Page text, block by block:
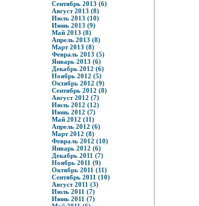
Сентябрь 2013 (6)
Август 2013 (8)
Июль 2013 (10)
Июнь 2013 (9)
Май 2013 (8)
Апрель 2013 (8)
Март 2013 (8)
Февраль 2013 (5)
Январь 2013 (6)
Декабрь 2012 (6)
Ноябрь 2012 (5)
Октябрь 2012 (9)
Сентябрь 2012 (8)
Август 2012 (7)
Июль 2012 (12)
Июнь 2012 (7)
Май 2012 (11)
Апрель 2012 (6)
Март 2012 (8)
Февраль 2012 (10)
Январь 2012 (6)
Декабрь 2011 (7)
Ноябрь 2011 (9)
Октябрь 2011 (11)
Сентябрь 2011 (10)
Август 2011 (3)
Июль 2011 (7)
Июнь 2011 (7)